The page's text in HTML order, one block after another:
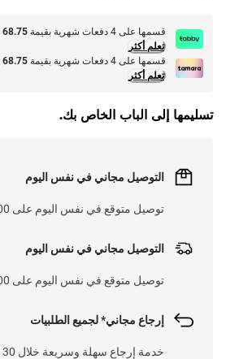
قسمها على 4 دفعات شهرية بقيمة 68.75 ر.س
تعلم أكثر
قسمها على 4 دفعات شهرية بقيمة
68.75 ر.س
تعلم أكثر
تسليمها إلى الباب الخاص بك.
التوصيل مجاني في نفس اليوم
توصيل متوقع في نفس اليوم على 300 ر.س
التوصيل مجاني في نفس اليوم
توصيل متوقع في نفس اليوم على 300 ر.س
إرجاع مجاني* لجميع الطلبيات